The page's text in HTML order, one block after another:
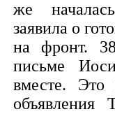
же
заявила о
на фронт.
письме
вместе.
объявления